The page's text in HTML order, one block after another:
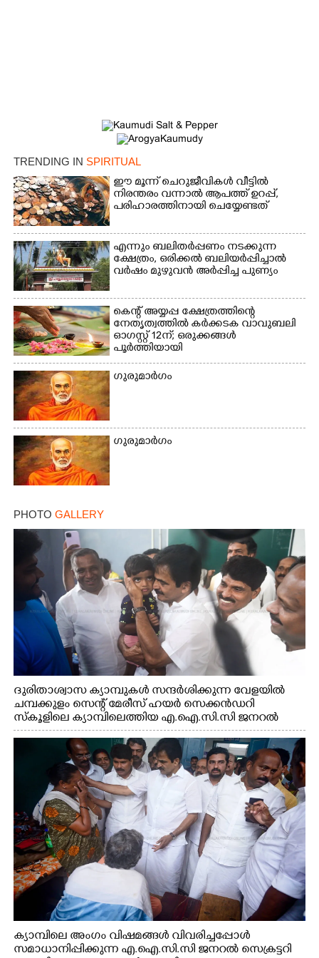
TRENDING IN SPIRITUAL
ഈ മൂന്ന് ചെറുജീവികൾ വീട്ടിൽ
നിരന്തരം വന്നാൽ ആപത്ത് ഉറപ്പ്,​
പരിഹാരത്തിനായി ചെയ്യേണ്ടത്
എന്നും ബലിതർപ്പണം നടക്കുന്ന
ക്ഷേത്രം,​ ഒരിക്കൽ ബലിയർപ്പിച്ചാൽ
വർഷം മുഴുവൻ അർപ്പിച്ച പുണ്യം
കെന്റ് അയ്യപ്പ ക്ഷേത്രത്തിന്റെ
നേതൃത്വത്തിൽ കർക്കടക വാവുബലി
ഓഗസ്റ്റ് 12ന്; ഒരുക്കങ്ങൾ
പൂർത്തിയായി
ഗുരുമാർഗം
ഗുരുമാർഗം
PHOTO GALLERY
ദുരിതാശ്വാസ ക്യാമ്പുകൾ സന്ദർശിക്കുന്ന വേളയിൽ
ചമ്പക്കുളം സെന്റ് മേരീസ് ഹയർ സെക്കൻഡറി
സ്കൂളിലെ ക്യാമ്പിലെത്തിയ എ.ഐ.സി.സി ജനറൽ
സെക്രട്ടറി കെ.സി വേണുഗോപാൽ എം.പി കുരുന്നിനെ
എടുത്ത് ലാളിച്ചപ്പോൾ. സഹകരണ-എക്സൈസ്
വകുപ്പ് മന്ത്രി എം. ലിജു, കൃഷിവകുപ്പ് മന്ത്രി ടി. സിദ്ദിഖ്,
റെജി ചെറിയാൻ എം. എൽ. എ എന്നിവർ സമീപം
ക്യാമ്പിലെ അംഗം വിഷമങ്ങൾ വിവരിച്ചപ്പോൾ
സമാധാനിപ്പിക്കുന്ന എ.ഐ.സി.സി ജനറൽ സെക്രട്ടറി
Share this link